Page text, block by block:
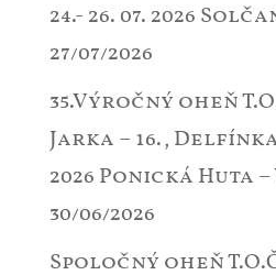
24.- 26. 07. 2026
27/07/2026
35.Výročný oheň
Jarka – 16., Delfínka
2026 Ponická Huta
30/06/2026
Spoločný oheň